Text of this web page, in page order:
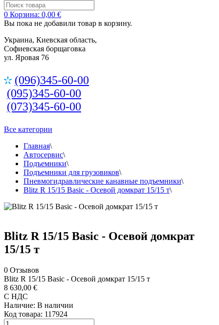
0 Корзина: 0,00 €
Вы пока не добавили товар в корзину.
Украина, Киевская область,
Софиевская борщаговка
ул. Яровая 76
(096)345-60-00
(095)345-60-00
(073)345-60-00
Все категории
Главная\
Автосервис\
Подъемники\
Подъемники для грузовиков\
Пневмогидравлические канавные подъемники\
Blitz R 15/15 Basic - Осевой домкрат 15/15 т\
Blitz R 15/15 Basic - Осевой домкрат
15/15 т
0 Отзывов
Blitz R 15/15 Basic - Осевой домкрат 15/15 т
8 630,00 €
С НДС
Наличие: В наличии
Код товара: 117924